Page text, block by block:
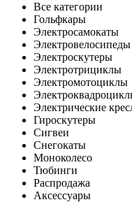
Все категории
Гольфкары
Электросамокаты
Электровелосипеды
Электроскутеры
Электротрициклы
Электромотоциклы
Электрические
Гироскутеры
Сигвеи
Снегокаты
Моноколесо
Тюбинги
Распродажа
Аксессуары